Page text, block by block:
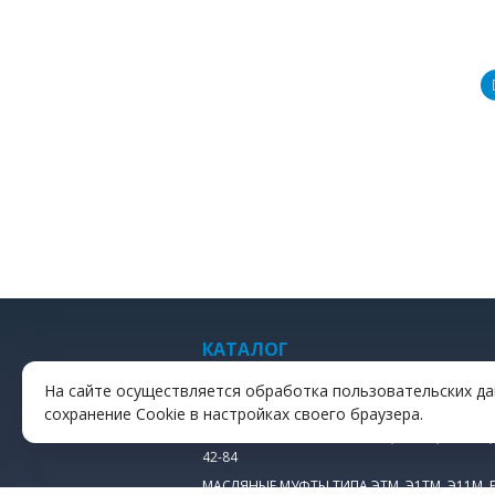
КАТАЛОГ
МАСЛЯНАЯ ПУСКОВАЯ МУФТА ЭТМ 1Н983
42-84
МАСЛЯНЫЕ МУФТЫ ТИПА ЭТМ, Э1ТМ, Э11М,
На сайте осуществляется обработка пользовательских
сохранение Cookie в настройках своего браузера.